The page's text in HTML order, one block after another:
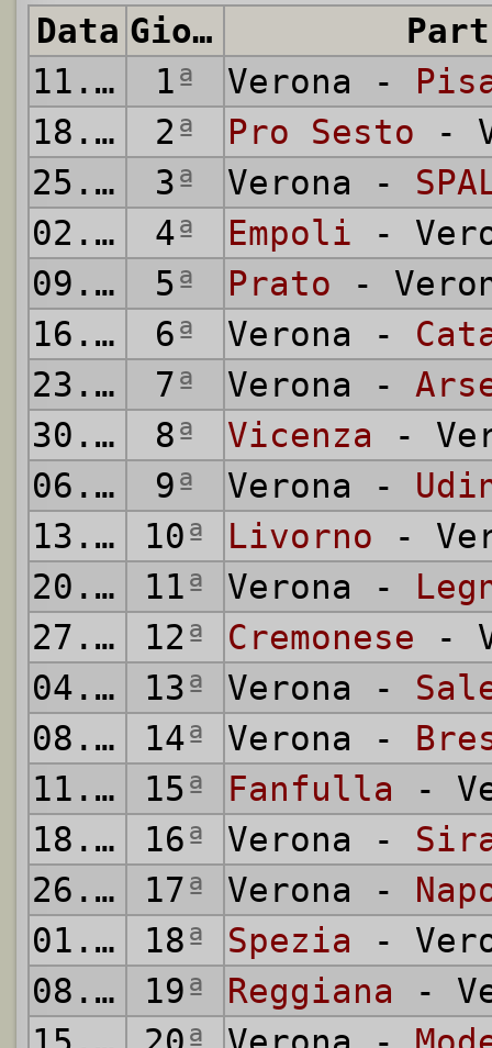
Data Giornata
11.09.
1949
1ª Verona -
18.09.
1949
2ª Pro Sesto -
25.09.
1949
3ª Verona -
02.10.
1949
4ª Empoli -
09.10.
1949
5ª Prato -
16.10.
1949
6ª Verona -
23.10.
1949
7ª Verona -
30.10.
1949
8ª Vicenza -
06.11.
1949
9ª Verona -
13.11.
1949
10ª Livorno -
20.11.
1949
11ª Verona -
27.11.
1949
12ª Cremonese -
04.12.
1949
13ª Verona -
08.12.
1949
14ª Verona -
11.12.
1949
15ª Fanfulla -
18.12.
1949
16ª Verona -
26.12.
1949
17ª Verona -
01.01.
1950
18ª Spezia -
08.01.
1950
19ª Reggiana -